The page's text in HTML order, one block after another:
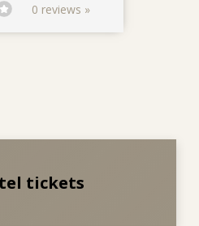
0 reviews »
tickets